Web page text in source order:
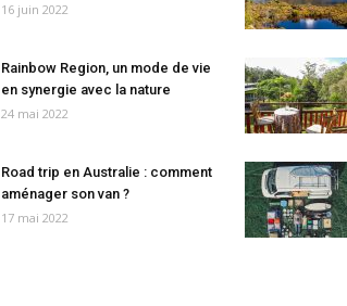
16 juin 2022
Rainbow Region, un mode de vie
en synergie avec la nature
24 mai 2022
Road trip en Australie : comment
aménager son van ?
17 mai 2022